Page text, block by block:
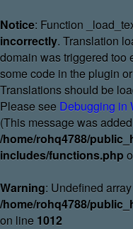
Notice: Function
incorrectly. Translation
domain was triggered too
some code in the plugin
Translations should be
Please see Debugging in
(This message was
/home/rohq4788/
includes/functions.php
Warning: Undefined
/home/rohq4788/
on line 1012